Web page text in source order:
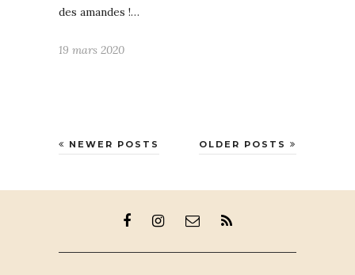
des amandes !…
19 mars 2020
OLDER POSTS
NEWER POSTS